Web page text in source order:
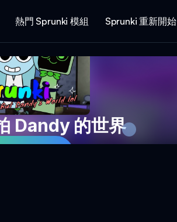
熱門 Sprunki 模組 Sprunki 重新開始
Dandy 的世界